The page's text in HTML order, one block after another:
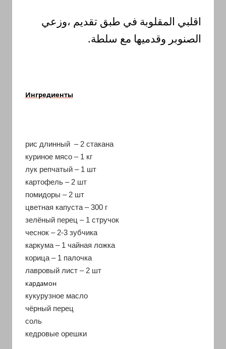
اقلبي المقلوبة في طبق تقديم ،وزعي
الصنوبر وقدميها مع سلطة.
Ингредиенты
рис длинный – 2 стакана
куриное мясо – 1 кг
лук репчатый – 1 шт
картофель – 2 шт
помидоры – 2 шт
цветная капуста – 300 г
зелёный перец – 1 стручок
чеснок – 2-3 зубчика
каркума – 1 чайная ложка
корица – 1 палочка
лавровый лист – 2 шт
кардамон
кукурузное масло
чёрный перец
соль
кедровые орешки